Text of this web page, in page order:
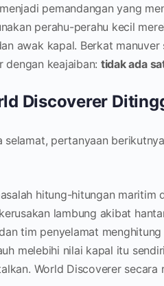
pemandangan yang
perahu-perahu kecil
awak kapal. Berkat
dengan keajaiban: tidak ada
Discoverer
selamat, pertanyaan
hitung-hitungan maritim
lambung akibat
tim penyelamat
melebihi nilai kapal itu
World Discoverer secara